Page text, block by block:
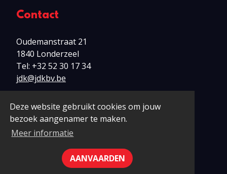
Deze website gebruikt cookies om jouw
bezoek aangenamer te maken.
Meer informatie
AANVAARDEN
Contact
Oudemanstraat 21
1840 Londerzeel
Tel: +32 52 30 17 34
jdk@jdkbv.be
Disclaimer
Privacy
Webdesign: Robarov